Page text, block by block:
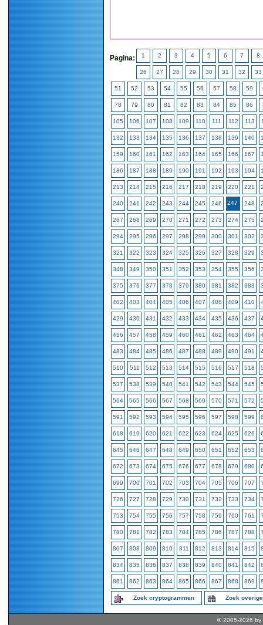
Pagina: 1 2 3 4 5 6 7 8
26 27 28 29 30 31 32 33
51 52 53 54 55 56 57 58 59
78 79 80 81 82 83 84 85 86
105 106 107 108 109 110 111 112 113
132 133 134 135 136 137 138 139 140
159 160 161 162 163 164 165 166 167
186 187 188 189 190 191 192 193 194
213 214 215 216 217 218 219 220 221
240 241 242 243 244 245 246 247 248
267 268 269 270 271 272 273 274 275
294 295 296 297 298 299 300 301 302
321 322 323 324 325 326 327 328 329
348 349 350 351 352 353 354 355 356
375 376 377 378 379 380 381 382 383
402 403 404 405 406 407 408 409 410
429 430 431 432 433 434 435 436 437
456 457 458 459 460 461 462 463 464
483 484 485 486 487 488 489 490 491
510 511 512 513 514 515 516 517 518
537 538 539 540 541 542 543 544 545
564 565 566 567 568 569 570 571 572
591 592 593 594 595 596 597 598 599
618 619 620 621 622 623 624 625 626
645 646 647 648 649 650 651 652 653
672 673 674 675 676 677 678 679 680
699 700 701 702 703 704 705 706 707
726 727 728 729 730 731 732 733 734
753 754 755 756 757 758 759 760 761
780 781 782 783 784 785 786 787 788
807 808 809 810 811 812 813 814 815
834 835 836 837 838 839 840 841 842
861 862 863 864 865 866 867 868 869
Zoek cryptogrammen Zoek
© 2005-2026 by